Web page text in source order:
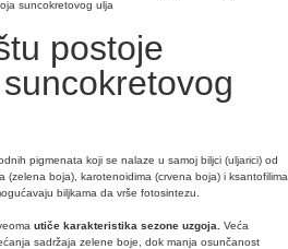
postoje
pigmenata koji se nalaze u samoj biljci (uljarici) od
(zelena boja), karotenoidima (crvena boja) i ksantofilima
biljkama da vrše fotosintezu.
utiče karakteristika sezone uzgoja.
Veća
sadržaja zelene boje, dok manja osunčanost